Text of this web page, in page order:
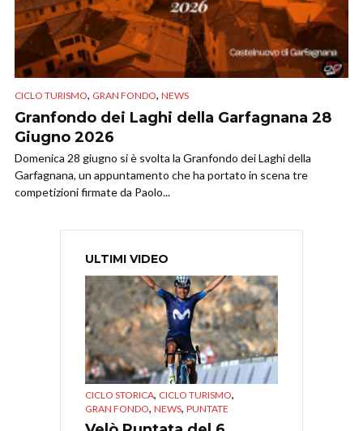
CICLO TURISMO, GRAN FONDO, NEWS
Granfondo dei Laghi della Garfagnana 28
Giugno 2026
Domenica 28 giugno si è svolta la Granfondo dei Laghi della
Garfagnana, un appuntamento che ha portato in scena tre
competizioni firmate da Paolo...
ULTIMI VIDEO
CICLO STORICA, CICLO TURISMO,
GRAN FONDO, NEWS, PUNTATE